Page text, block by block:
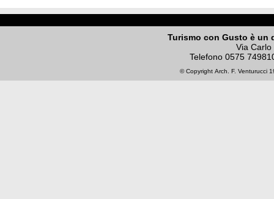
Turismo con Gusto è un
Via
Telefono 0575
© Copyright Arch. F. Venturucci